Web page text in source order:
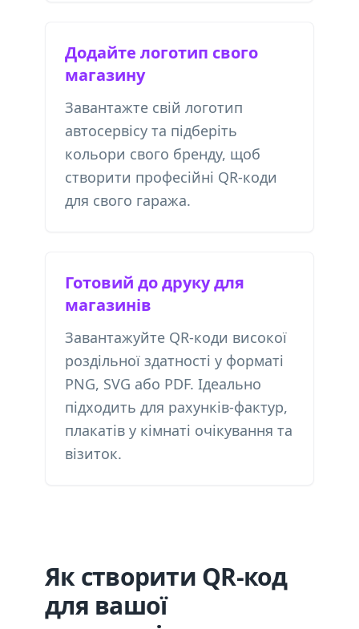
Додайте логотип свого
магазину
Завантажте свій логотип
автосервісу та підберіть
кольори свого бренду, щоб
створити професійні QR-коди
для свого гаража.
Готовий до друку для
магазинів
Завантажуйте QR-коди високої
роздільної здатності у форматі
PNG, SVG або PDF. Ідеально
підходить для рахунків-фактур,
плакатів у кімнаті очікування та
візиток.
Як створити QR-код
для вашої